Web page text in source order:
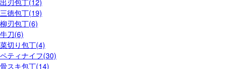
出刃包丁(12)
三徳包丁(19)
柳刃包丁(6)
牛刀(6)
菜切り包丁(4)
ペティナイフ(30)
骨スキ包丁(14)